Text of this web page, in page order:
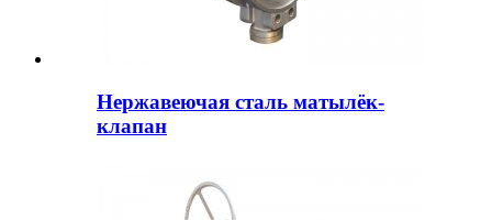
Нержавеючая сталь матылёк-
клапан